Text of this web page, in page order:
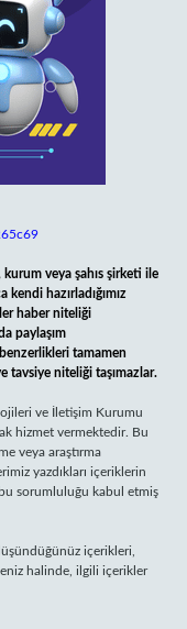
veya şahıs şirketi ile
kendi hazırladığımız
haber niteliği
paylaşım
tamamen
tavsiye niteliği taşımazlar.
ve İletişim Kurumu
hizmet vermektedir. Bu
veya araştırma
yazdıkları içeriklerin
sorumluluğu kabul etmiş
içerikleri,
halinde, ilgili içerikler